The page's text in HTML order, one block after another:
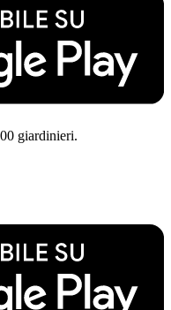
giardinieri.